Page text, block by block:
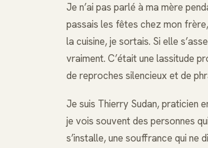
Je n’ai pas parlé à ma mère
passais les fêtes chez mon
la cuisine, je sortais. Si elle
vraiment. C’était une lassitude
de reproches silencieux et de
Je suis Thierry Sudan, praticien
je vois souvent des personnes
s’installe, une souffrance qui ne